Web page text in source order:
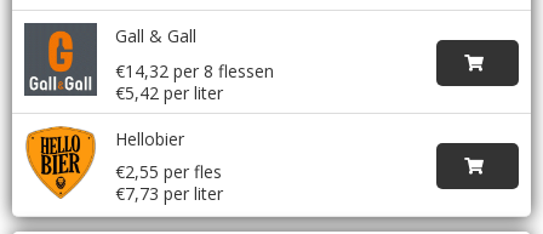
Gall & Gall
€14,32 per 8 flessen
€5,42 per liter
Hellobier
€2,55 per fles
€7,73 per liter